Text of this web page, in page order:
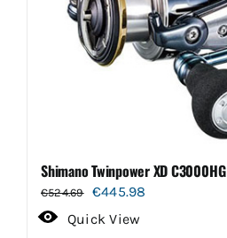
Shimano Twinpower XD C3000HG
€524.69
Oorspronkelijke
prijs
€445.98
Quick View